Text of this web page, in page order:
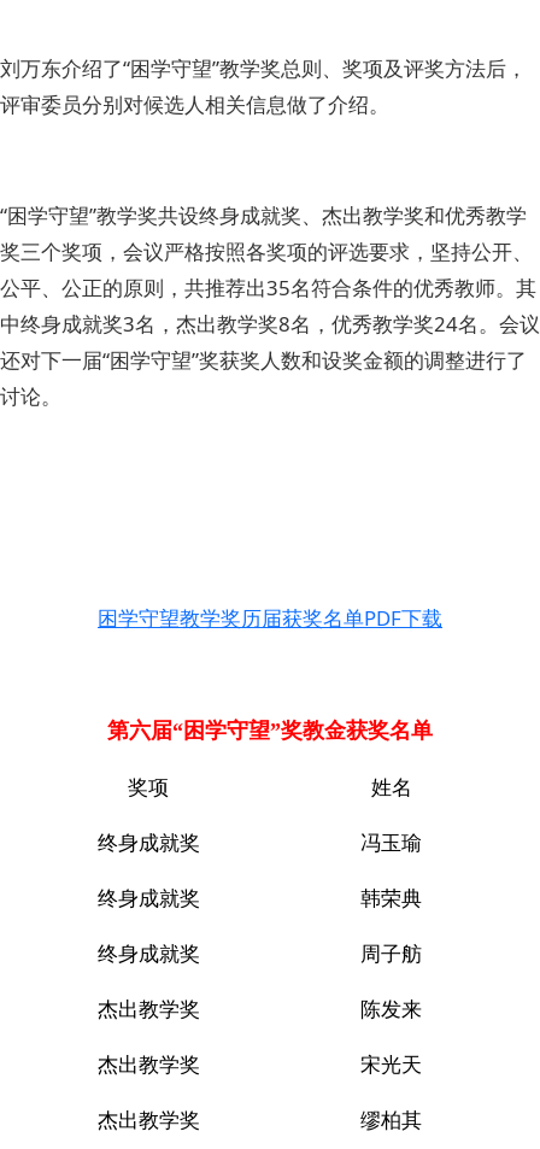
刘万东介绍了“困学守望”教学奖总则、奖项及评奖方法后，
评审委员分别对候选人相关信息做了介绍。
“困学守望”教学奖共设终身成就奖、杰出教学奖和优秀教学
奖三个奖项，会议严格按照各奖项的评选要求，坚持公开、
公平、公正的原则，共推荐出35名符合条件的优秀教师。其
中终身成就奖3名，杰出教学奖8名，优秀教学奖24名。会议
还对下一届“困学守望”奖获奖人数和设奖金额的调整进行了
讨论。
困学守望教学奖历届获奖名单PDF下载
第六届“困学守望”奖教金获奖名单
奖项
姓名
终身成就奖
冯玉瑜
终身成就奖
韩荣典
终身成就奖
周子舫
杰出教学奖
陈发来
杰出教学奖
宋光天
杰出教学奖
缪柏其